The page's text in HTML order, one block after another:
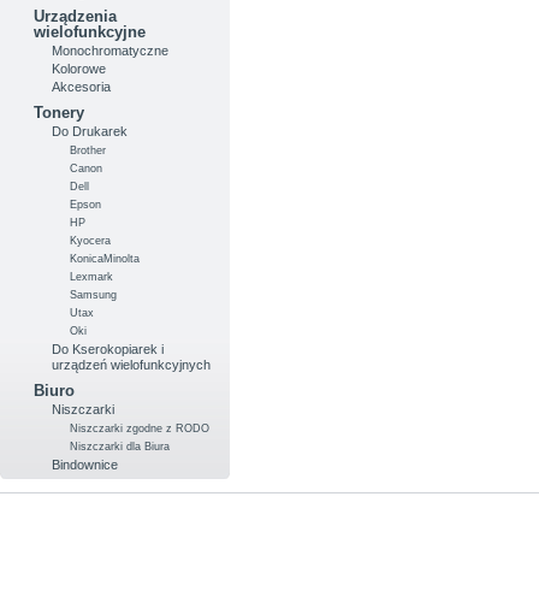
Urządzenia
wielofunkcyjne
Monochromatyczne
Kolorowe
Akcesoria
Tonery
Do Drukarek
Brother
Canon
Dell
Epson
HP
Kyocera
KonicaMinolta
Lexmark
Samsung
Utax
Oki
Do Kserokopiarek i
urządzeń wielofunkcyjnych
Biuro
Niszczarki
Niszczarki zgodne z RODO
Niszczarki dla Biura
Bindownice